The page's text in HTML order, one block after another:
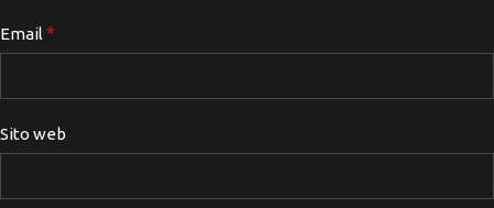
Email *
Sito web